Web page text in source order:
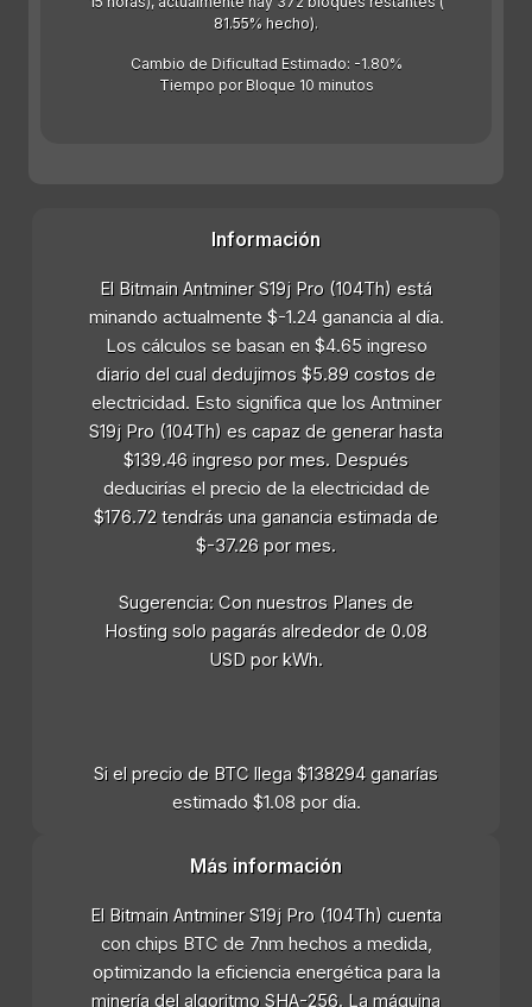
81.55% hecho).
Cambio de Dificultad Estimado: -1.80%
Tiempo por Bloque 10 minutos
Información
El Bitmain Antminer S19j Pro (104Th) está
minando actualmente $-1.24 ganancia al día.
Los cálculos se basan en $4.65 ingreso
diario del cual dedujimos $5.89 costos de
electricidad. Esto significa que los Antminer
S19j Pro (104Th) es capaz de generar hasta
$139.46 ingreso por mes. Después
deducirías el precio de la electricidad de
$176.72 tendrás una ganancia estimada de
$-37.26 por mes.
Sugerencia: Con nuestros Planes de
Hosting solo pagarás alrededor de 0.08
USD por kWh.
Si el precio de BTC llega $138294 ganarías
estimado $1.08 por día.
Más información
El Bitmain Antminer S19j Pro (104Th) cuenta
con chips BTC de 7nm hechos a medida,
optimizando la eficiencia energética para la
minería del algoritmo SHA-256. La máquina